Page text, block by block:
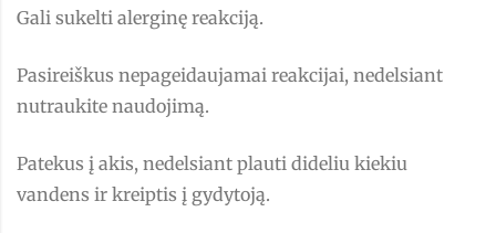
Gali sukelti alerginę reakciją.
Pasireiškus nepageidaujamai reakcijai, nedelsiant
nutraukite naudojimą.
Patekus į akis, nedelsiant plauti dideliu kiekiu
vandens ir kreiptis į gydytoją.